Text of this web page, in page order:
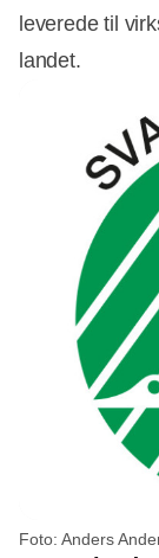
leverede til
landet.
Foto: Anders